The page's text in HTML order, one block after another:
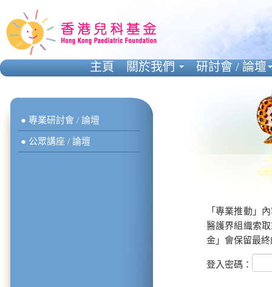
● 專業研討會 / 論壇
● 公眾講座 / 論壇
「專業推動」
醫護界組織索
金」會保留最
登入密碼：
主頁 關於我們 研討會 / 論壇